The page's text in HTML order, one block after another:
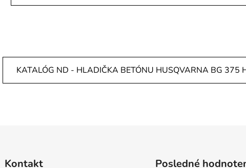
KATALÓG ND - HLADIČKA BETÓNU HUSQVARNA BG 375
Kontakt
Posledné